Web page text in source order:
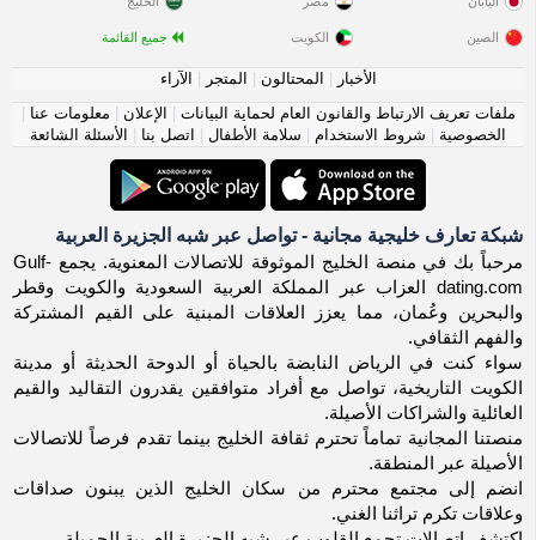
الصين الكويت جميع القائمة
الأخبار المحتالون المتجر
الآراء
ملفات تعريف الارتباط والقانون العام لحماية البيانات
الإعلان معلومات عنا
الخصوصية
شروط الاستخدام سلامة الأطفال اتصل بنا الأسئلة الشائعة
شبكة تعارف خليجية مجانية - تواصل عبر شبه الجزيرة العربية
مرحباً بك في منصة الخليج الموثوقة للاتصالات المعنوية. يجمع Gulf-
dating.com العزاب عبر المملكة العربية السعودية والكويت وقطر
والبحرين وعُمان، مما يعزز العلاقات المبنية على القيم المشتركة
والفهم الثقافي.
سواء كنت في الرياض النابضة بالحياة أو الدوحة الحديثة أو مدينة
الكويت التاريخية، تواصل مع أفراد متوافقين يقدرون التقاليد والقيم
العائلية والشراكات الأصيلة.
منصتنا المجانية تماماً تحترم ثقافة الخليج بينما تقدم فرصاً للاتصالات
الأصيلة عبر المنطقة.
انضم إلى مجتمع محترم من سكان الخليج الذين يبنون صداقات
وعلاقات تكرم تراثنا الغني.